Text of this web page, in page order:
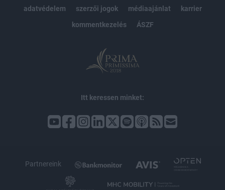
adatvédelem
szerzői jogok médiaajánlat
karrier
kommentkezelés
ÁSZF
Itt keressen minket:
Partnereink